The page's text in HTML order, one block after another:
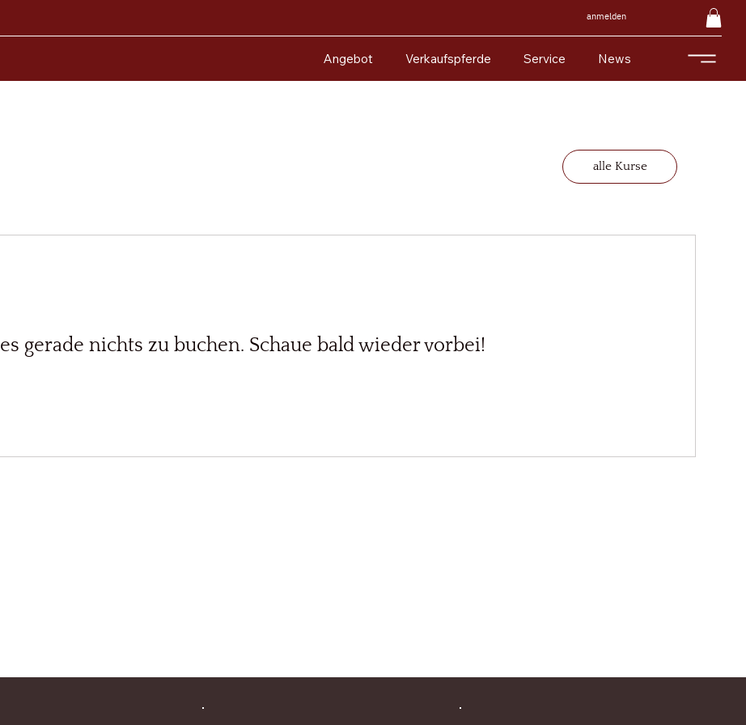
anmelden
Angebot Verkaufspferde Service News
gerade nichts zu buchen. Schaue bald wieder vorbei!
alle Kurse